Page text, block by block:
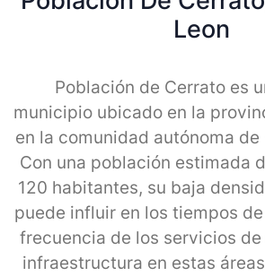
Leon
Población de Cerrato es
municipio ubicado en la
en la comunidad autónoma
Con una población estimada
120 habitantes, su baja
puede influir en los tiempos
frecuencia de los servicios de
infraestructura en estas